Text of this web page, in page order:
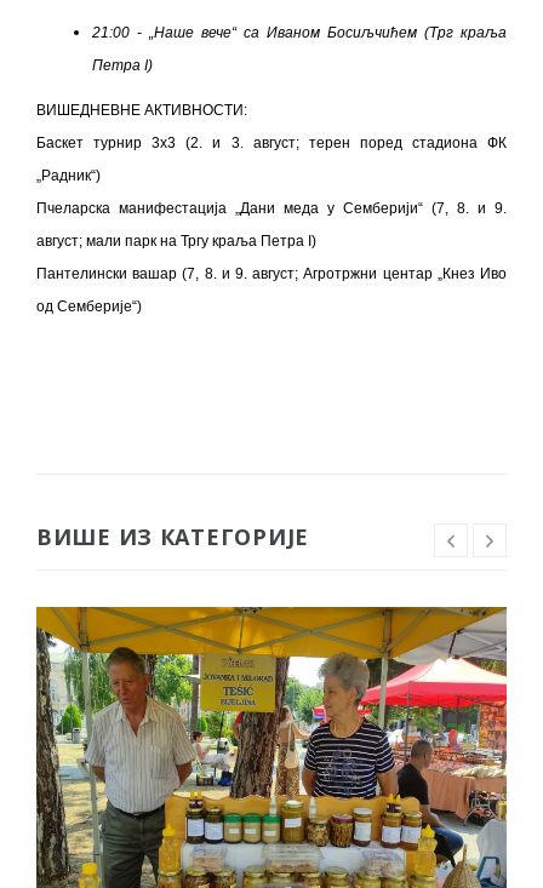
21:00 - „Наше вече“ са Иваном Босиљчићем (Трг краља
Петра I)
ВИШЕДНЕВНЕ АКТИВНОСТИ:
Баскет турнир 3x3 (2. и 3. август; терен поред стадиона ФК
„Радник“)
Пчеларска манифестација „Дани меда у Семберији“ (7, 8. и 9.
август; мали парк на Тргу краља Петра I)
Пантелински вашар (7, 8. и 9. август; Агротржни центар „Кнез Иво
од Семберије“)
ВИШЕ ИЗ КАТЕГОРИЈЕ